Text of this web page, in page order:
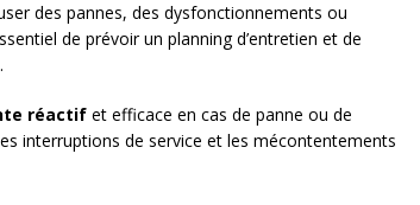
des pannes, des dysfonctionnements ou
de prévoir un planning d’entretien et de
réactif et efficace en cas de panne ou de
interruptions de service et les mécontentements